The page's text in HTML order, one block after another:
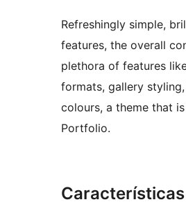
Refreshingly simple,
features, the overall
plethora of features
formats, gallery
colours, a theme that
Portfolio.
Características